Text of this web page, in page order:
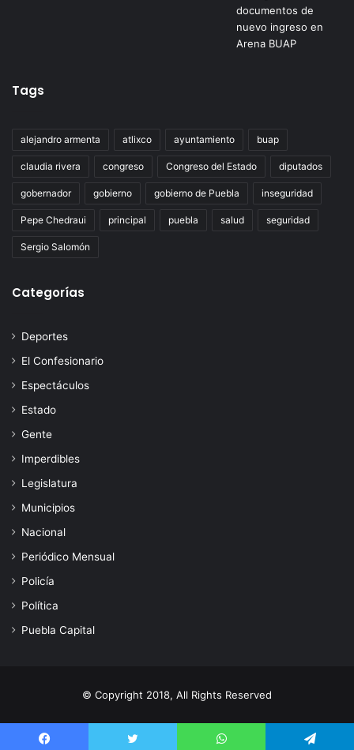
Tags
alejandro armenta atlixco ayuntamiento buap
claudia rivera congreso Congreso del Estado diputados
gobernador gobierno gobierno de Puebla inseguridad
Pepe Chedraui principal puebla salud seguridad
Sergio Salomón
Categorías
Deportes
El Confesionario
Espectáculos
Estado
Gente
Imperdibles
Legislatura
Municipios
Nacional
Periódico Mensual
Policía
Política
Puebla Capital
© Copyright 2018, All Rights Reserved